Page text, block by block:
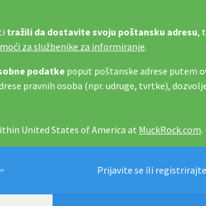
tražili da dostavite svoju poštansku adresu,
za službenike za informiranje.
podatkepoput poštanske adrese putem
pravnih osoba (npr. udruge, tvrtke),
United States of America at MuckRock.com.
pravo znati Prijavite se ili registrirajte